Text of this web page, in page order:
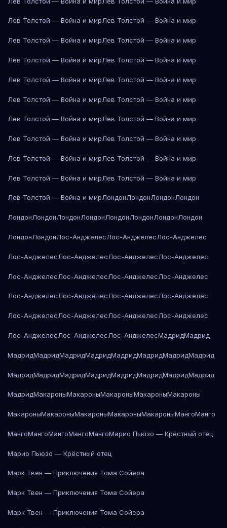
Лев Толстой — Война и мирЛев Толстой — Война и мир
Лев Толстой — Война и мирЛев Толстой — Война и мир
Лев Толстой — Война и мирЛев Толстой — Война и мир
Лев Толстой — Война и мирЛев Толстой — Война и мир
Лев Толстой — Война и мирЛев Толстой — Война и мир
Лев Толстой — Война и мирЛев Толстой — Война и мир
Лев Толстой — Война и мирЛев Толстой — Война и мир
Лев Толстой — Война и мирЛев Толстой — Война и мир
Лев Толстой — Война и мирЛев Толстой — Война и мир
Лев Толстой — Война и мирЛондонЛондонЛондонЛондон
ЛондонЛондонЛондонЛондонЛондонЛондонЛондонЛондон
ЛондонЛондонЛос-АнджелесЛос-АнджелесЛос-Анджелес
Лос-АнджелесЛос-АнджелесЛос-АнджелесЛос-Анджелес
Лос-АнджелесЛос-АнджелесЛос-АнджелесЛос-Анджелес
Лос-АнджелесЛос-АнджелесЛос-АнджелесЛос-Анджелес
Лос-АнджелесЛос-АнджелесЛос-АнджелесЛос-Анджелес
Лос-АнджелесЛос-АнджелесЛос-АнджелесМадридМадрид
МадридМадридМадридМадридМадридМадридМадридМадрид
МадридМадридМадридМадридМадридМадридМадридМадрид
МадридМакароныМакароныМакароныМакароныМакароны
МакароныМакароныМакароныМакароныМакароныМангоМанго
МангоМангоМангоМангоМангоМарио Пьюзо — Крёстный отец
Марио Пьюзо — Крёстный отец
Марк Твен — Приключения Тома Сойера
Марк Твен — Приключения Тома Сойера
Марк Твен — Приключения Тома Сойера